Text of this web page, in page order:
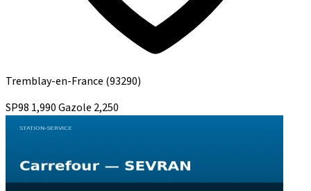
Tremblay-en-France (93290)
SP98 1,990Gazole 2,250